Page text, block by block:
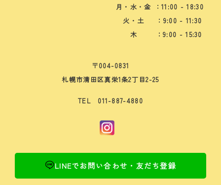
月・水・金
：11:00 - 18:30
火・土
：9:00 - 11:30
木
：9:00 - 15:30
〒004-0831
札幌市清田区真栄1条2丁目2-25
TEL 011-887-4880
LINEでお問い合わせ・友だち登録